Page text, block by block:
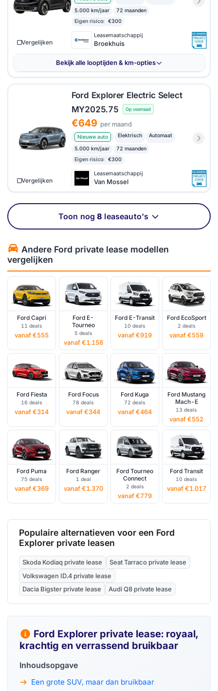
5.000 km/jaar
72 maanden
Eigen risico:
€300
Leasemaatschappij
Broekhuis
Vergelijken
Bekijk alle looptijden & km-opties
Ford Explorer Electric Select
MY2025.75
Op voorraad
€649 per maand
Nieuwe auto Elektrisch Automaat
5.000 km/jaar
72 maanden
Eigen risico:
€300
Leasemaatschappij
Van Mossel
Vergelijken
Toon nog8 leaseauto's
Andere Ford private lease modellen
vergelijken
Ford Capri
11 deals
vanaf €555
Ford E-
Tourneo
5 deals
vanaf €1.158
Ford E-Transit
10 deals
vanaf €919
Ford EcoSport
2 deals
vanaf €559
Ford Fiesta
16 deals
vanaf €314
Ford Focus
78 deals
vanaf €344
Ford Kuga
72 deals
vanaf €464
Ford Mustang
Mach-E
13 deals
vanaf €552
Ford Puma
75 deals
vanaf €369
Ford Ranger
1 deal
vanaf €1.370
Ford Tourneo
Connect
2 deals
vanaf €779
Ford Transit
10 deals
vanaf €1.017
Populaire alternatieven voor een Ford
Explorer private leasen
Skoda Kodiaq private lease
Seat Tarraco private lease
Volkswagen ID.4 private lease
Dacia Bigster private lease
Audi Q8 private lease
Ford Explorer private lease: royaal,
krachtig en verrassend bruikbaar
Inhoudsopgave
Een grote SUV, maar dan bruikbaar